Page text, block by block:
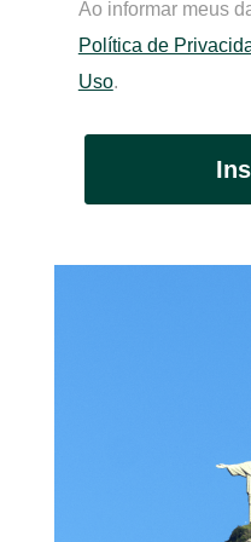
Ao informar meus
Política de
Uso.